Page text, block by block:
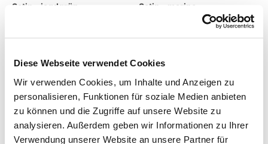
Diese Webseite verwendet Cookies
Wir verwenden Cookies, um Inhalte und Anzeigen zu
personalisieren, Funktionen für soziale Medien anbieten
zu können und die Zugriffe auf unsere Website zu
analysieren. Außerdem geben wir Informationen zu Ihrer
Verwendung unserer Website an unsere Partner für
Satin – jagdgrün
zzgl.Versandkosten
Satin – marine
79,95€
zzgl.Versandkosten